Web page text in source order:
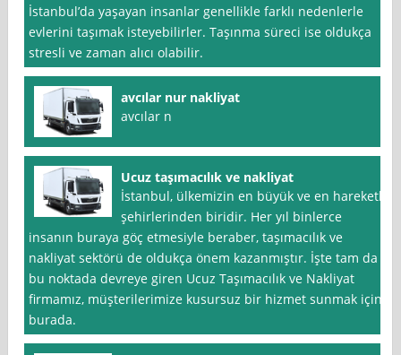
İstanbul’da yaşayan insanlar genellikle farklı nedenlerle
evlerini taşımak isteyebilirler. Taşınma süreci ise oldukça
stresli ve zaman alıcı olabilir.
avcılar nur nakliyat
avcılar n
Ucuz taşımacılık ve nakliyat
İstanbul, ülkemizin en büyük ve en hareketli
şehirlerinden biridir. Her yıl binlerce
insanın buraya göç etmesiyle beraber, taşımacılık ve
nakliyat sektörü de oldukça önem kazanmıştır. İşte tam da
bu noktada devreye giren Ucuz Taşımacılık ve Nakliyat
firmamız, müşterilerimize kusursuz bir hizmet sunmak için
burada.